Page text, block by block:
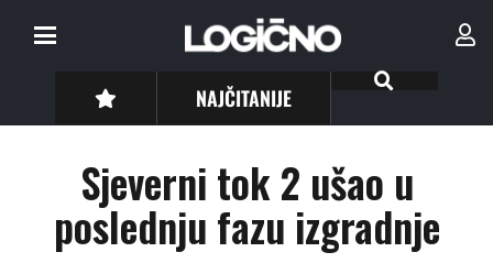
NAJČITANIJE
Sjeverni tok 2 ušao u
poslednju fazu izgradnje